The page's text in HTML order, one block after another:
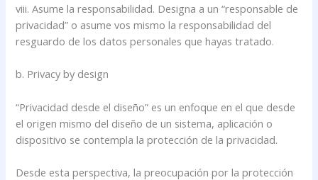
viii. Asume la responsabilidad. Designa a un “responsable de
privacidad” o asume vos mismo la responsabilidad del
resguardo de los datos personales que hayas tratado.
b. Privacy by design
“Privacidad desde el diseño” es un enfoque en el que desde
el origen mismo del diseño de un sistema, aplicación o
dispositivo se contempla la protección de la privacidad.
Desde esta perspectiva, la preocupación por la protección